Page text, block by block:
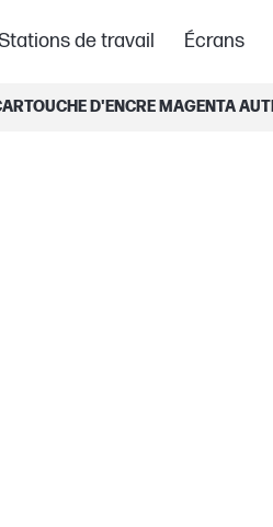
de travail Écrans
D'ENCRE MAGENTA